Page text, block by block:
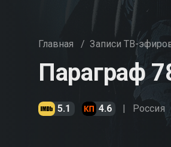
Главная / Записи ТВ-
Параграф
5.1 4.6 Россия